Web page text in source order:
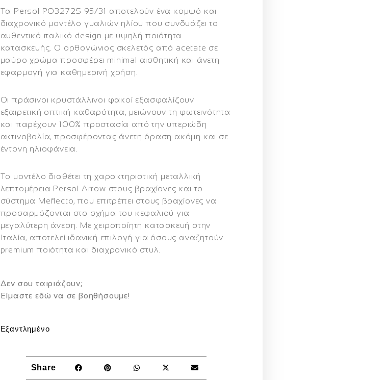
Τα Persol PO3272S 95/31 αποτελούν ένα κομψό και
διαχρονικό μοντέλο γυαλιών ηλίου που συνδυάζει το
αυθεντικό ιταλικό design με υψηλή ποιότητα
κατασκευής. Ο ορθογώνιος σκελετός από acetate σε
μαύρο χρώμα προσφέρει minimal αισθητική και άνετη
εφαρμογή για καθημερινή χρήση.
Οι πράσινοι κρυστάλλινοι φακοί εξασφαλίζουν
εξαιρετική οπτική καθαρότητα, μειώνουν τη φωτεινότητα
και παρέχουν 100% προστασία από την υπεριώδη
ακτινοβολία, προσφέροντας άνετη όραση ακόμη και σε
έντονη ηλιοφάνεια.
Το μοντέλο διαθέτει τη χαρακτηριστική μεταλλική
λεπτομέρεια Persol Arrow στους βραχίονες και το
σύστημα Meflecto, που επιτρέπει στους βραχίονες να
προσαρμόζονται στο σχήμα του κεφαλιού για
μεγαλύτερη άνεση. Με χειροποίητη κατασκευή στην
Ιταλία, αποτελεί ιδανική επιλογή για όσους αναζητούν
premium ποιότητα και διαχρονικό στυλ
Δεν σου ταιριάζουν;
Eίμαστε εδώ να σε βοηθήσουμε!
Εξαντλημένο
Share